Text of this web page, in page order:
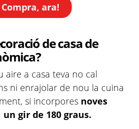
Compra, ara!
de casa de
aire a casa teva no cal
ni enrajolar de nou la cuina
si incorpores noves
un gir de 180 graus.